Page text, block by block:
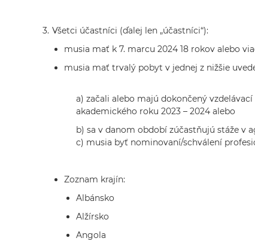
3. Všetci účastníci (ďalej len „účastníci“):
musia mať k 7. marcu 2024 18 rokov alebo
musia mať trvalý pobyt v jednej z nižšie
a) začali alebo majú dokončený
akademického roku 2023 – 2024 alebo
b) sa v danom období zúčastňujú stáže v
c) musia byť nominovaní/schválení
Zoznam krajín:
Albánsko
Alžírsko
Angola